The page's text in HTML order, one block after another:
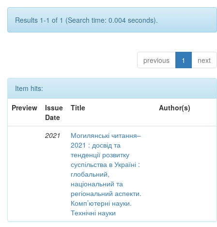
Results 1-1 of 1 (Search time: 0.004 seconds).
previous 1 next
Item hits:
Preview
Issue
Date
Title Author(s)
2021
Могилянські читання–
2021 : досвід та
тенденції розвитку
суспільства в Україні :
глобальний,
національний та
регіональний аспекти.
Комп’ютерні науки.
Технічні науки